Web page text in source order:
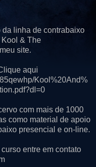
da linha de contrabaixo
& The
site.
aqui
Kool%20And%
com mais de 1000
como material de apoio
presencial e on-line.
entre em contato